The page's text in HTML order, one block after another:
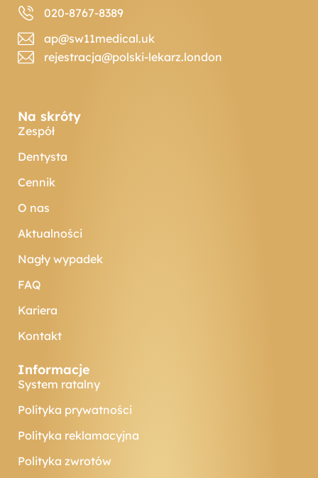
020-8767-8389
ap@sw11medical.uk
rejestracja@polski-lekarz.london
Na skróty
Zespół
Dentysta
Cennik
O nas
Aktualności
Nagły wypadek
FAQ
Kariera
Kontakt
Informacje
System ratalny
Polityka prywatności
Polityka reklamacyjna
Polityka zwrotów